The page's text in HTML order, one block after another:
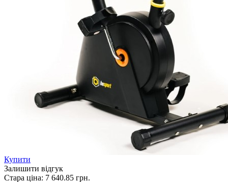
Купити
Залишити відгук
Стара ціна: 7 640.85 грн.